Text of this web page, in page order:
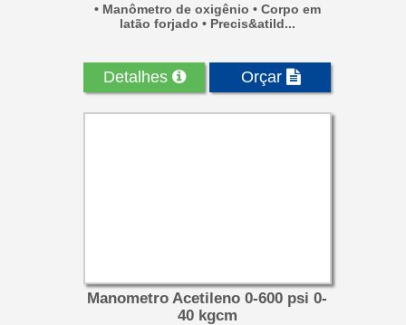
• Manômetro de oxigênio • Corpo em
latão forjado • Precis&atild...
Detalhes Orçar
Manometro Acetileno 0-600 psi 0-
40 kgcm